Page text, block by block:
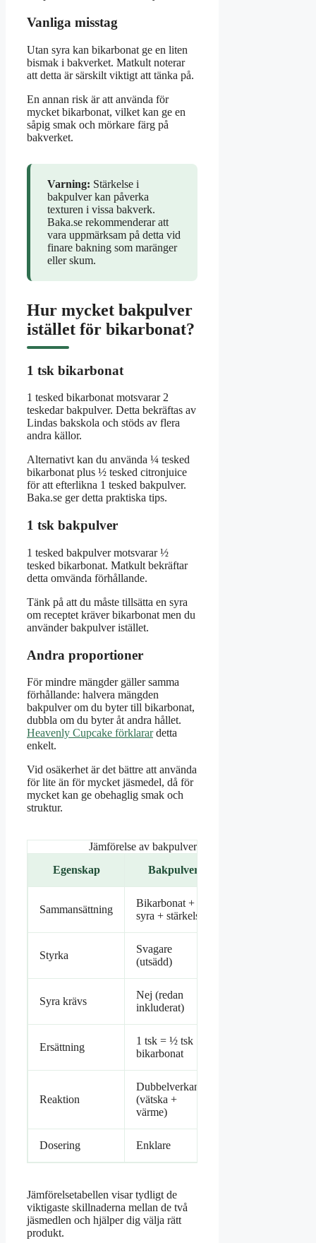
Vanliga misstag
Utan syra kan bikarbonat ge en liten
bismak i bakverket. Matkult noterar
att detta är särskilt viktigt att tänka på.
En annan risk är att använda för
mycket bikarbonat, vilket kan ge en
såpig smak och mörkare färg på
bakverket.
Varning: Stärkelse i
bakpulver kan påverka
texturen i vissa bakverk.
Baka.se rekommenderar att
vara uppmärksam på detta vid
finare bakning som maränger
eller skum.
Hur mycket bakpulver
istället för bikarbonat?
1 tsk bikarbonat
1 tesked bikarbonat motsvarar 2
teskedar bakpulver. Detta bekräftas av
Lindas bakskola och stöds av flera
andra källor.
Alternativt kan du använda ¼ tesked
bikarbonat plus ½ tesked citronjuice
för att efterlikna 1 tesked bakpulver.
Baka.se ger detta praktiska tips.
1 tsk bakpulver
1 tesked bakpulver motsvarar ½
tesked bikarbonat. Matkult bekräftar
detta omvända förhållande.
Tänk på att du måste tillsätta en syra
om receptet kräver bikarbonat men du
använder bakpulver istället.
Andra proportioner
För mindre mängder gäller samma
förhållande: halvera mängden
bakpulver om du byter till bikarbonat,
dubbla om du byter åt andra hållet.
Heavenly Cupcake förklarardetta
enkelt.
Vid osäkerhet är det bättre att använda
för lite än för mycket jäsmedel, då för
mycket kan ge obehaglig smak och
struktur.
Jämförelse av bakpulver och bikarbonat
Egenskap
Bakpulver
Sammansättning
Bikarbonat +
syra + stärkelse
Styrka
Svagare
(utsädd)
Syra krävs
Nej (redan
inkluderat)
Ersättning
1 tsk = ½ tsk
bikarbonat
Reaktion
Dubbelverkande
(vätska +
värme)
Dosering Enklare
Jämförelsetabellen visar tydligt de
viktigaste skillnaderna mellan de två
jäsmedlen och hjälper dig välja rätt
produkt.